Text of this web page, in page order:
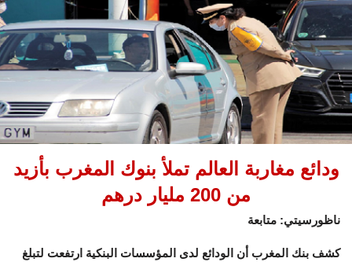
ودائع مغاربة العالم تملأ بنوك المغرب بأزيد
من 200 مليار درهم
ناظورسيتي: متابعة
كشف بنك المغرب أن الودائع لدى المؤسسات البنكية ارتفعت لتبلغ